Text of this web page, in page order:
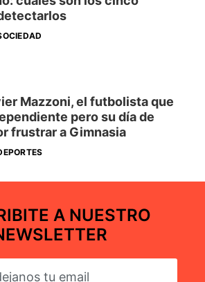
Mazzoni, el futbolista que
pero su día de
frustrar a Gimnasia
A NUESTRO